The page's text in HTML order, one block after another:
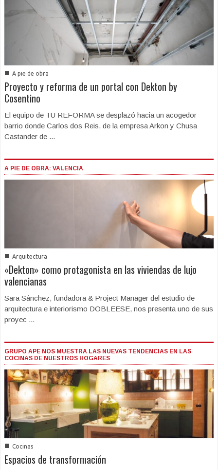
■ A pie de obra
Proyecto y reforma de un portal con Dekton by
Cosentino
El equipo de TU REFORMA se desplazó hacia un acogedor
barrio donde Carlos dos Reis, de la empresa Arkon y Chusa
Castander de ...
A PIE DE OBRA: VALENCIA
■ Arquitectura
«Dekton» como protagonista en las viviendas de lujo
valencianas
Sara Sánchez, fundadora & Project Manager del estudio de
arquitectura e interiorismo DOBLEESE, nos presenta uno de sus
proyec ...
GRUPO APE NOS MUESTRA LAS NUEVAS TENDENCIAS EN LAS
COCINAS DE NUESTROS HOGARES
■ Cocinas
Espacios de transformación